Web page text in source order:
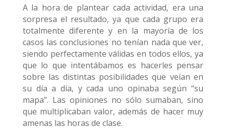
A la hora de plantear cada actividad, era una
sorpresa el resultado, ya que cada grupo era
totalmente diferente y en la mayoría de los
casos las conclusiones no tenían nada que ver,
siendo perfectamente válidas en todos ellos, ya
que lo que intentábamos es hacerles pensar
sobre las distintas posibilidades que veían en
su día a día, y cada uno opinaba según “su
mapa”. Las opiniones no sólo sumaban, sino
que multiplicaban valor, además de hacer muy
amenas las horas de clase.